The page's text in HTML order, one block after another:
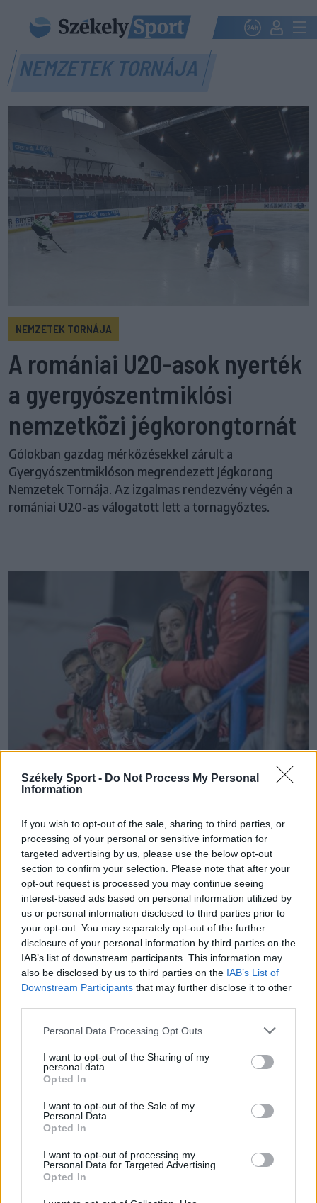
Székely Sport - Do Not Process My Personal
Information
If you wish to opt-out of the sale, sharing to third parties, or
processing of your personal or sensitive information for
targeted advertising by us, please use the below opt-out
section to confirm your selection. Please note that after your
opt-out request is processed you may continue seeing
interest-based ads based on personal information utilized by
us or personal information disclosed to third parties prior to
your opt-out. You may separately opt-out of the further
disclosure of your personal information by third parties on the
IAB’s list of downstream participants. This information may
also be disclosed by us to third parties on the IAB’s List of
Downstream Participants that may further disclose it to other
Personal Data Processing Opt Outs
I want to opt-out of the Sharing of my
personal data.
Opted In
I want to opt-out of the Sale of my
Personal Data.
Opted In
I want to opt-out of processing my
Personal Data for Targeted Advertising.
Opted In
NEMZETEK TORNÁJA
NEMZETEK TORNÁJA
A romániai U20-asok nyerték
a gyergyószentmiklósi
nemzetközi jégkorongtornát
Gólokban gazdag mérkőzésekkel zárult a
Gyergyószentmiklóson megrendezett Jégkorong
Nemzetek Tornája. Az izgalmas rendezvény végén a
romániai U20-as válogatott lett a tornagyőztes.
UTÁNPÓTLÁS
A székelyföldiek legyőzték a
magyarországiakat és a lengyeleket
Két hazai győzelem született a Gyergyószentmiklóson
zajló Nemzetek Tornájának pénteki játéknapján. Mind
a romániai U20-asok, mind az U18-as válogatott
győztesen hagyta el a jeget.
Korábbi cikkek betöltése
24 ÓRA LEGOLVASOTTABB
Nem kell senkinek állnia, idegenbeli meccsekkel
indítja a kézibajnokságot a Marosvásárhelyi VSK
13:57
Corbu góljától hangos a román és a magyar sajtó,
válogatott meghívót sürgetnek
12:36
Új korszak a Sepsi OSK II-nél, fiatalos hévvel épül a